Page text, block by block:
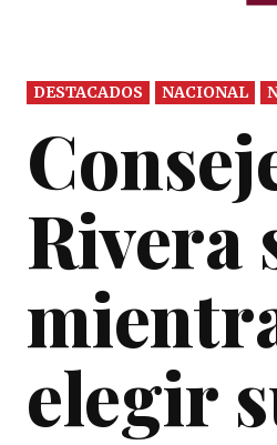
DESTACADOS NACIONAL
Rivera
elegir